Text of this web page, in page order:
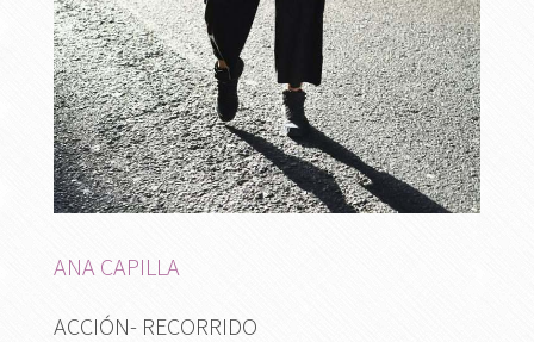
ANA CAPILLA
ACCIÓN- RECORRIDO